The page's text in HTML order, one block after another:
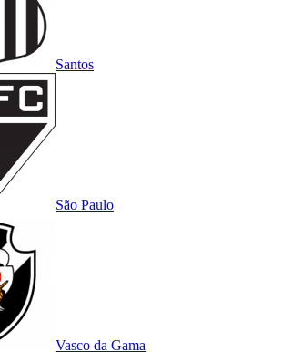
Santos
São Paulo
Vasco da Gama